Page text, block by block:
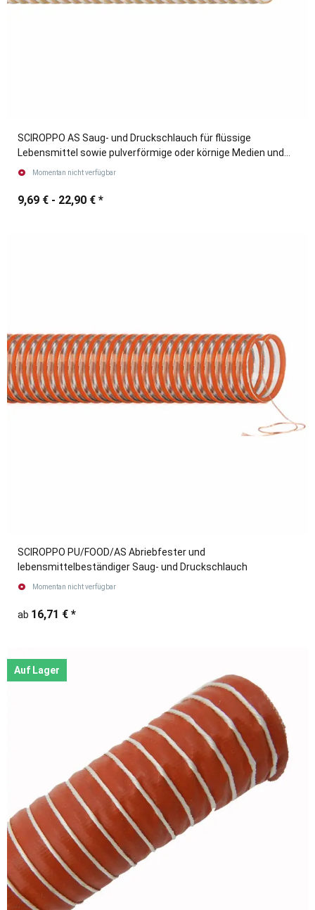
SCIROPPO AS Saug- und Druckschlauch für flüssige
Lebensmittel sowie pulverförmige oder körnige Medien und
Holz-Pellets
Momentan nicht verfügbar
9,69 € - 22,90 € *
SCIROPPO PU/FOOD/AS Abriebfester und
lebensmittelbeständiger Saug- und Druckschlauch
Momentan nicht verfügbar
ab 16,71 € *
Auf Lager